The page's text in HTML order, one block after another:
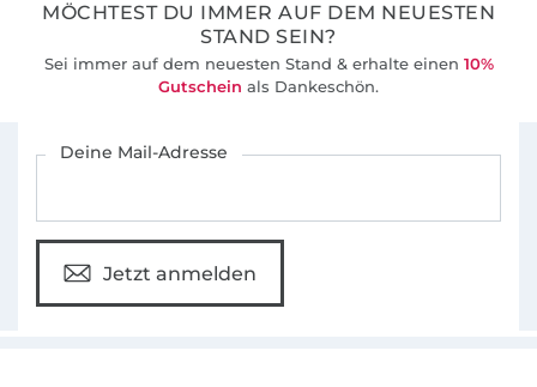
MÖCHTEST DU IMMER AUF DEM NEUESTEN
STAND SEIN?
Sei immer auf dem neuesten Stand & erhalte einen 10%
Gutschein als Dankeschön.
Deine Mail-Adresse
Jetzt anmelden